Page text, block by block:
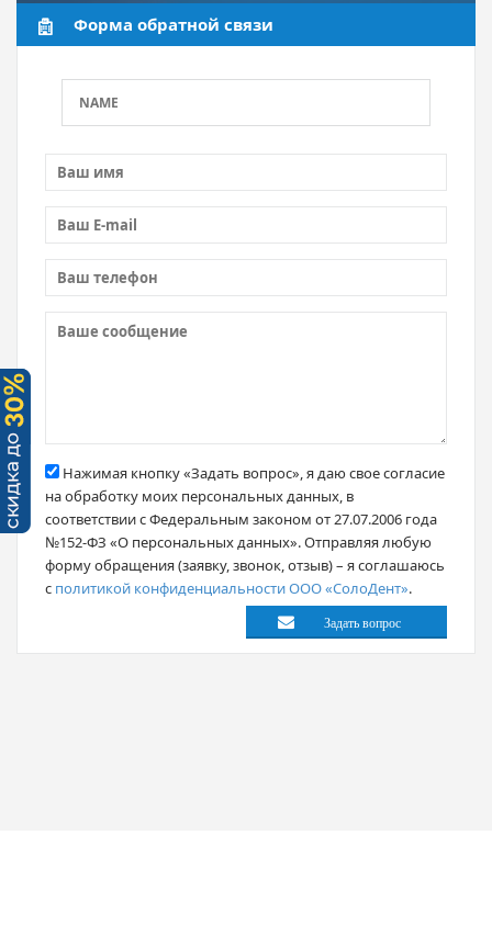
Форма обратной связи
Нажимая кнопку «Задать вопрос», я даю свое согласие
на обработку моих персональных данных, в
соответствии с Федеральным законом от 27.07.2006 года
№152-ФЗ «О персональных данных». Отправляя любую
форму обращения (заявку, звонок, отзыв) – я соглашаюсь
с политикой конфиденциальности ООО «СолоДент».